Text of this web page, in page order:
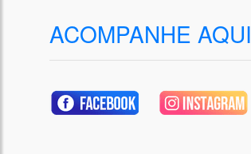
ACOMPANHE AQUI